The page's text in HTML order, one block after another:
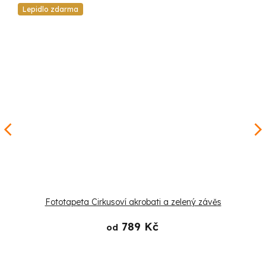
Lepidlo zdarma
Fototapeta Cirkusoví akrobati a zelený závěs
od 789 Kč